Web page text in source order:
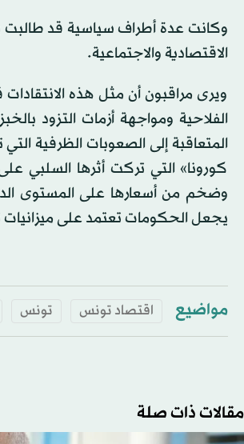
وكانت عدة أطراف سياسية قد طالبت
الاقتصادية والاجتماعية.
ويرى مراقبون أن مثل هذه
الفلاحية ومواجهة أزمات التزود
كورونا» التي تركت أثرها السلبي
وضخم من أسعارها على المستوى
يجعل الحكومات تعتمد على ميزانيات
مواضيع اقتصاد تونس تونس
مقالات ذات صلة